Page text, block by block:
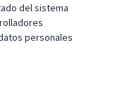
del sistema
personales